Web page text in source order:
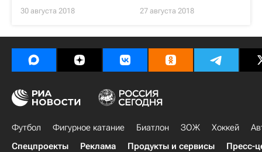
30 августа 2018 27 августа 2018
Футбол Фигурное катание Биатлон ЗОЖ Хоккей
Спецпроекты
Реклама Продукты и сервисы Пресс-